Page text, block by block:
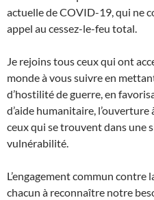
actuelle de COVID-19, qui ne
appel au cessez-le-feu total.
Je rejoins tous ceux qui ont
monde à vous suivre en
d’hostilité de guerre, en
d’aide humanitaire,
ceux qui se trouvent dans une
vulnérabilité.
L’engagement commun
chacun à reconnaître notre